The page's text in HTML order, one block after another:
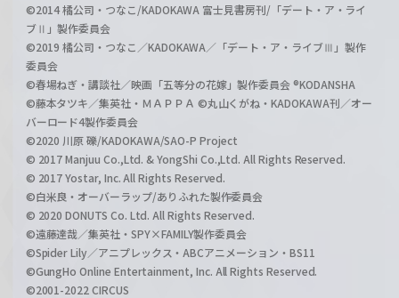
©2014 橘公司・つなこ/KADOKAWA 富士見書房刊/「デート・ア・ライ
ブⅡ」製作委員会
©2019 橘公司・つなこ／KADOKAWA／「デート・ア・ライブⅢ」製作
委員会
©春場ねぎ・講談社／映画「五等分の花嫁」製作委員会 ®KODANSHA
©藤本タツキ／集英社・ＭＡＰＰＡ ©丸山くがね・KADOKAWA刊／オー
バーロード4製作委員会
©2020 川原 礫/KADOKAWA/SAO-P Project
© 2017 Manjuu Co.,Ltd. & YongShi Co.,Ltd. All Rights Reserved.
© 2017 Yostar, Inc. All Rights Reserved.
©白米良・オーバーラップ/ありふれた製作委員会
© 2020 DONUTS Co. Ltd. All Rights Reserved.
©遠藤達哉／集英社・SPY×FAMILY製作委員会
©Spider Lily／アニプレックス・ABCアニメーション・BS11
©GungHo Online Entertainment, Inc. All Rights Reserved.
©2001-2022 CIRCUS